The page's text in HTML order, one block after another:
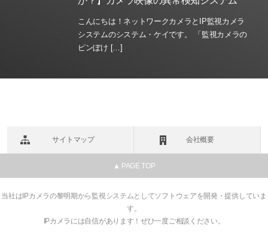
こんにちは！ネットワークカメラとIP監視カメラ
システムのシステム・ケイです。 「監視カメラの
ピンぼけ […]
サイトマップ 会社概要
▲ PAGE TOP
当社はIPカメラの黎明期から監視システムとしてソフトウェアを開発・提供していま
す。
IPカメラには自信があります！ぜひ一度ご相談ください。